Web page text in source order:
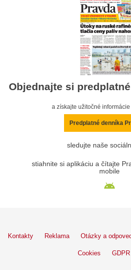
Objednajte si
a získajte užitočné
Predplatné denníka
sledujte naše
stiahnite si aplikáciu a čítajte
mobile
Kontakty Reklama Otázky a
Cookies GDPR